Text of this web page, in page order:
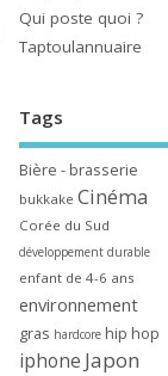
Qui poste quoi ?
Taptoulannuaire
Tags
Bière - brasserie
bukkake Cinéma
Corée du Sud
développement durable
enfant de 4-6 ans
environnement
gras hardcore hip hop
iphone Japon